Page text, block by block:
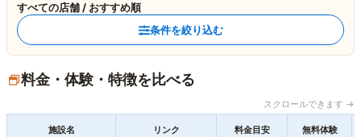
すべての店舗 / おすすめ順
条件を絞り込む
料金・体験・特徴を比べる
スクロールできます →
施設名 リンク 料金目安 無料体験